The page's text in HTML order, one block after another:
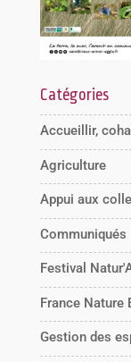
Catégories
Accueillir,
Agriculture
Appui aux
Communiqués
Festival
France Nature
Gestion des